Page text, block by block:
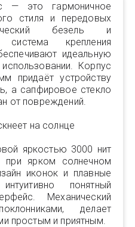
— это гармоничное
стиля и передовых
безель и
система крепления
идеальную
Корпус
придаёт устройству
а сапфировое стекло
от повреждений.
на солнце
яркостью 3000 нит
при ярком солнечном
иконок и плавные
понятный
Механический
делает
простым и приятным.